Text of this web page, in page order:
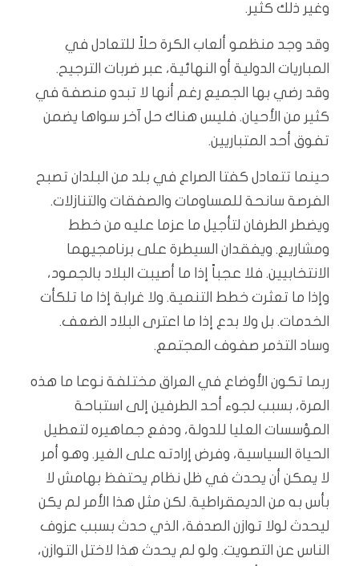
وغير ذلك كثير.
وقد وجد منظمو ألعاب الكرة حلاً للتعادل في
المباريات الدولية أو النهائية، عبر ضربات الترجيح.
وقد رضي بها الجميع رغم أنها لا تبدو منصفة في
كثير من الأحيان. فليس هناك حل آخر سواها يضمن
تفوق أحد المتباريين.
حينما تتعادل كفتا الصراع في بلد من البلدان تصبح
الفرصة سانحة للمساومات والصفقات والتنازلات.
ويضطر الطرفان لتأجيل ما عزما عليه من خطط
ومشاريع. ويفقدان السيطرة على برنامجيهما
الانتخابيين. فلا عجباً إذا ما أصيبت البلاد بالجمود،
وإذا ما تعثرت خطط التنمية. ولا غرابة إذا ما تلكأت
الخدمات. بل ولا بدع إذا ما اعترى البلاد الضعف.
وساد التذمر صفوف المجتمع.
ربما تكون الأوضاع في العراق مختلفة نوعا ما هذه
المرة، بسبب لجوء أحد الطرفين إلى استباحة
المؤسسات العليا للدولة، ودفع جماهيره لتعطيل
الحياة السياسية، وفرض إرادته على الغير. وهو أمر
لا يمكن أن يحدث في ظل نظام يحتفظ بهامش لا
بأس به من الديمقراطية. لكن مثل هذا الأمر لم يكن
ليحدث لولا توازن الصدفة، الذي حدث بسبب عزوف
الناس عن التصويت. ولو لم يحدث هذا لاختل التوازن،